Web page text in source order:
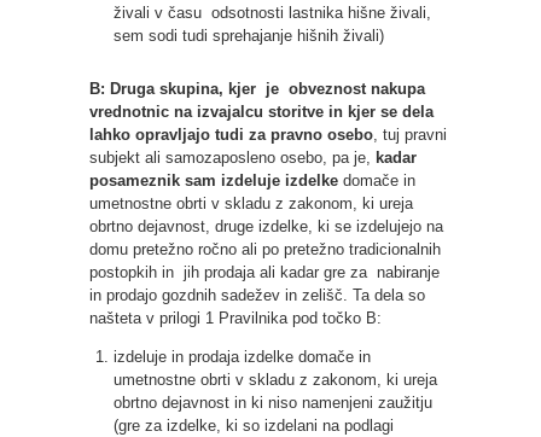
živali v času odsotnosti lastnika hišne živali,
sem sodi tudi sprehajanje hišnih živali)
B: Druga skupina, kjer je obveznost nakupa
vrednotnic na izvajalcu storitve in kjer se dela
lahko opravljajo tudi za pravno osebo , tuj pravni
subjekt ali samozaposleno osebo, pa je, kadar
posameznik sam izdeluje izdelke domače in
umetnostne obrti v skladu z zakonom, ki ureja
obrtno dejavnost, druge izdelke, ki se izdelujejo na
domu pretežno ročno ali po pretežno tradicionalnih
postopkih in jih prodaja ali kadar gre za nabiranje
in prodajo gozdnih sadežev in zelišč. Ta dela so
našteta v prilogi 1 Pravilnika pod točko B:
izdeluje in prodaja izdelke domače in
umetnostne obrti v skladu z zakonom, ki ureja
obrtno dejavnost in ki niso namenjeni zaužitju
(gre za izdelke, ki so izdelani na podlagi